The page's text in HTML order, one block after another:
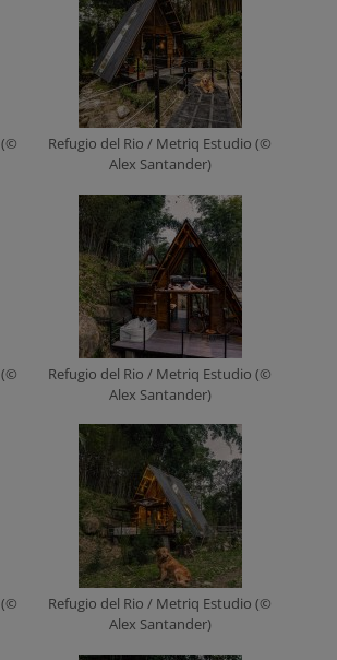
(©
Refugio del Rio / Metriq Estudio (©
Alex Santander)
(©
Refugio del Rio / Metriq Estudio (©
Alex Santander)
(©
Refugio del Rio / Metriq Estudio (©
Alex Santander)